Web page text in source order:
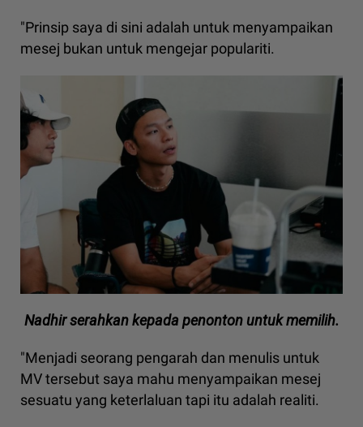
"Prinsip saya di sini adalah untuk menyampaikan
mesej bukan untuk mengejar populariti.
Nadhir serahkan kepada penonton untuk memilih.
"Menjadi seorang pengarah dan menulis untuk
MV tersebut saya mahu menyampaikan mesej
sesuatu yang keterlaluan tapi itu adalah realiti.